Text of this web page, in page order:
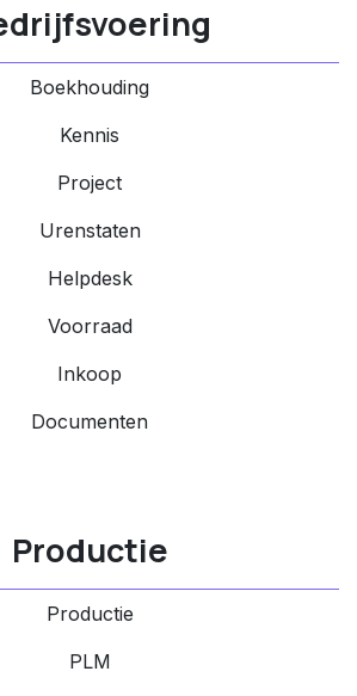
Boekhouding
Kennis
Project
Urenstaten
Helpdesk
Voorraad
Inkoop
Documenten
Productie
Productie
PLM